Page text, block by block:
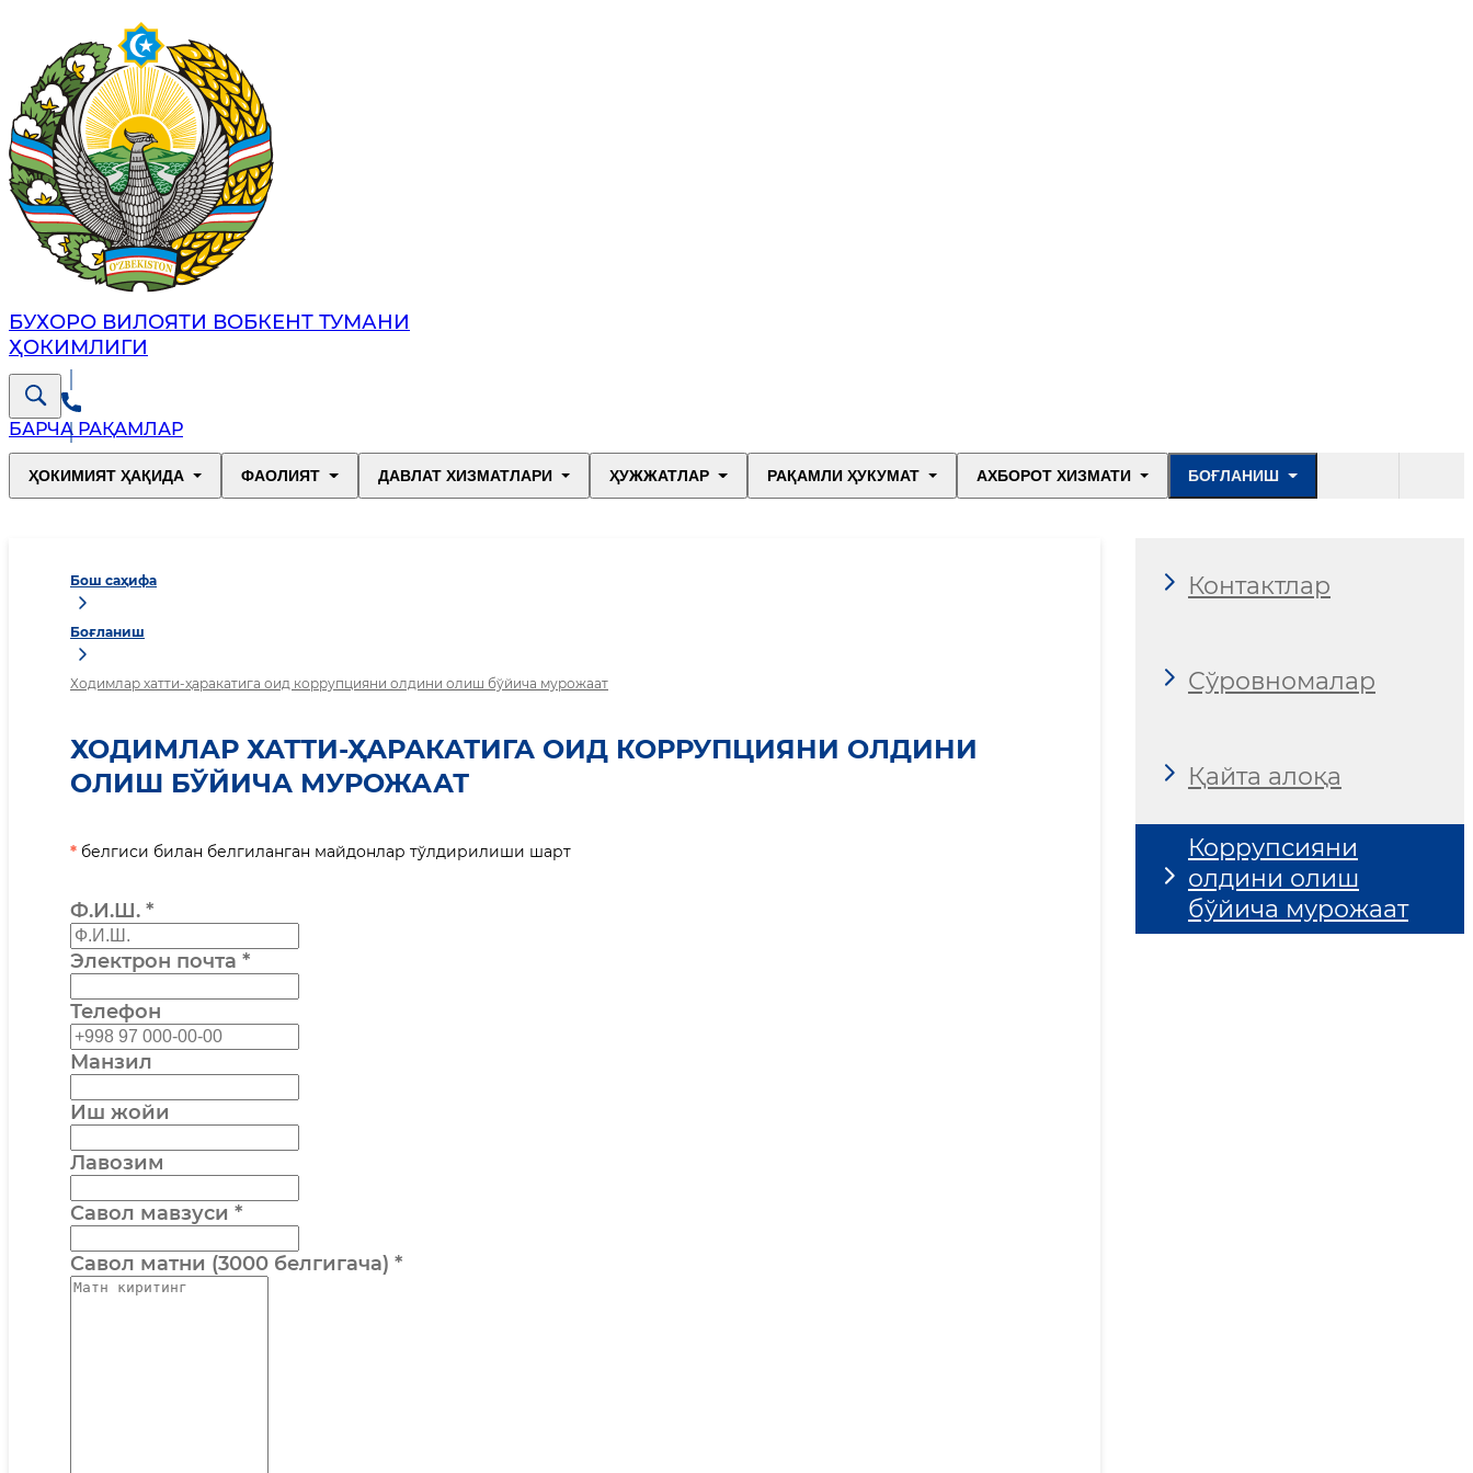
БУХОРО ВИЛОЯТИ ВОБКЕНТ ТУМАНИ
ҲОКИМЛИГИ
БАРЧА РАҚАМЛАР
ҲОКИМИЯТ ҲАҚИДА ФАОЛИЯТ ДАВЛАТ ХИЗМАТЛАРИ ҲУЖЖАТЛАР РАҚАМЛИ ҲУКУМАТ АХБОРОТ ХИЗМАТИ БОҒЛАНИШ
Бош саҳифа
Боғланиш
Ходимлар хатти-ҳаракатига оид коррупцияни олдини олиш бўйича мурожаат
ХОДИМЛАР ХАТТИ-ҲАРАКАТИГА ОИД КОРРУПЦИЯНИ ОЛДИНИ
ОЛИШ БЎЙИЧА МУРОЖААТ
* белгиси билан белгиланган майдонлар тўлдирилиши шарт
Ф.И.Ш. *
Электрон почта *
Телефон
Манзил
Иш жойи
Лавозим
Савол мавзуси *
Савол матни (3000 белгигача) *
Контактлар
Сўровномалар
Қайта алоқа
Коррупсияни
олдини олиш
бўйича мурожаат